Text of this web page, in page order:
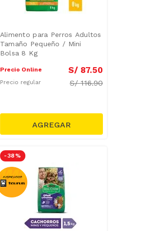
Alimento para Perros Adultos
Tamaño Pequeño / Mini
Bolsa 8 Kg
Precio Online S/ 87.50
Precio regular S/116.90
-38 %